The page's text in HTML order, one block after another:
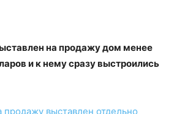
на продажу дом менее
и к нему сразу выстроились
продажу выставлен отдельно